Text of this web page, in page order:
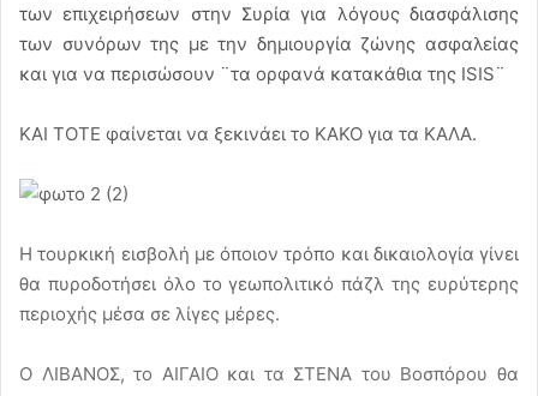
των επιχειρήσεων στην Συρία για λόγους διασφάλισης
των συνόρων της με την δημιουργία ζώνης ασφαλείας
και για να περισώσουν ¨τα ορφανά κατακάθια της ISIS¨
ΚΑΙ ΤΟΤΕ φαίνεται να ξεκινάει το ΚΑΚΟ για τα ΚΑΛΑ.
Η τουρκική εισβολή με όποιον τρόπο και δικαιολογία γίνει
θα πυροδοτήσει όλο το γεωπολιτικό πάζλ της ευρύτερης
περιοχής μέσα σε λίγες μέρες.
Ο ΛΙΒΑΝΟΣ, το ΑΙΓΑΙΟ και τα ΣΤΕΝΑ του Βοσπόρου θα